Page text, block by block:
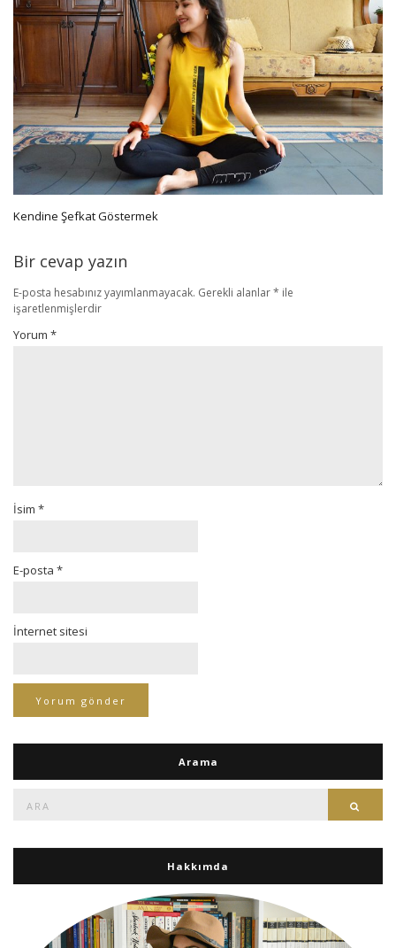
Kendine Şefkat Göstermek
Bir cevap yazın
E-posta hesabınız yayımlanmayacak. Gerekli alanlar* ile
işaretlenmişlerdir
Yorum *
İsim *
E-posta *
İnternet sitesi
Arama
Hakkımda